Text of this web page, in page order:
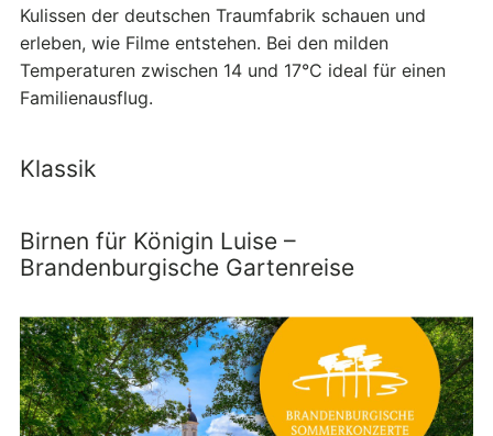
Kulissen der deutschen Traumfabrik schauen und
erleben, wie Filme entstehen. Bei den milden
Temperaturen zwischen 14 und 17°C ideal für einen
Familienausflug.
Klassik
Birnen für Königin Luise –
Brandenburgische Gartenreise